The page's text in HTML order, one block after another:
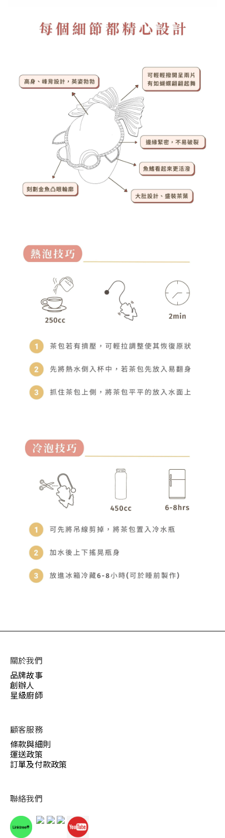
關於我們
品牌故事
創辦人
星級廚師
顧客服務
條款與細則
運送政策
訂單及付款政策
聯絡我們